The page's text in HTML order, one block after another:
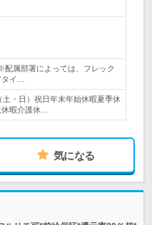
属部署によっては、フレック
イ…
・日）祝日年末年始休暇夏季休
暇介護休…
気になる